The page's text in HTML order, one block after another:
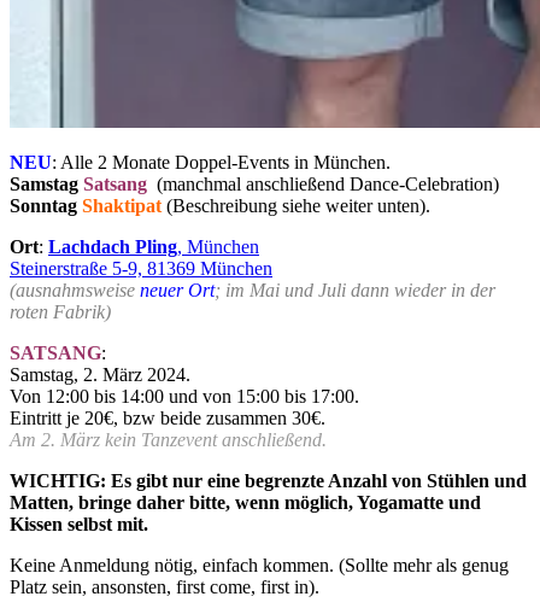
NEU: Alle 2 Monate Doppel-Events in München.
Samstag Satsang (manchmal anschließend Dance-Celebration)
Sonntag Shaktipat (Beschreibung siehe weiter unten).
Ort: Lachdach Pling, München
Steinerstraße 5-9, 81369 München
(ausnahmsweise neuer Ort; im Mai und Juli dann wieder in der
roten Fabrik)
SATSANG:
Samstag, 2. März 2024.
Von 12:00 bis 14:00 und von 15:00 bis 17:00.
Eintritt je 20€, bzw beide zusammen 30€.
Am 2. März kein Tanzevent anschließend.
WICHTIG: Es gibt nur eine begrenzte Anzahl von Stühlen und
Matten, bringe daher bitte, wenn möglich, Yogamatte und
Kissen selbst mit.
Keine Anmeldung nötig, einfach kommen. (Sollte mehr als genug
Platz sein, ansonsten, first come, first in).